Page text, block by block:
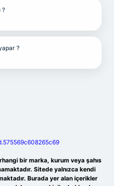
?
?
bir marka, kurum veya şahıs
Sitede yalnızca kendi
Burada yer alan içerikler